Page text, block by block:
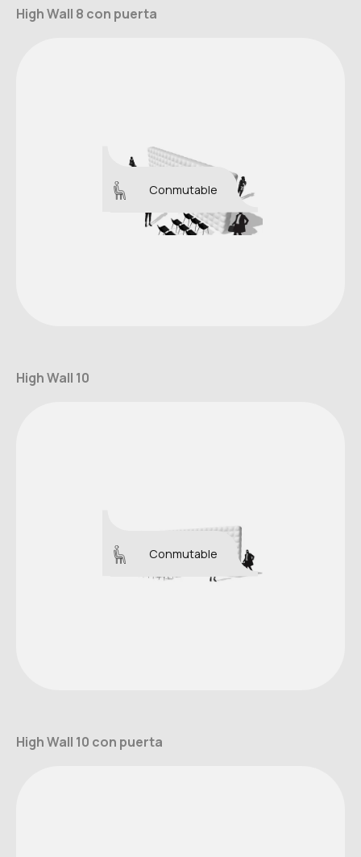
High Wall 8 con puerta
Conmutable
High Wall 10
Conmutable
High Wall 10 con puerta